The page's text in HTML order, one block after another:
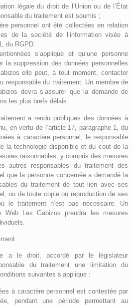
légale du droit de l’Union ou de l’État
du traitement est soumis ;
personnel ont été collectées en relation
de la société de l’information visée à
du RGPD.
s’applique et qu’une personne
la suppression des données personnelles
elle peut, à tout moment, contacter
responsable du traitement. Un membre de
devra s’assurer que la demande de
les plus brefs délais.
a rendu publiques des données à
en vertu de l’article 17, paragraphe 1, du
à caractère personnel, le responsable
la technologie disponible et du cout de la
raisonnables, y compris des mesures
autres responsables du traitement des
que la personne concernée a demandé la
du traitement de tout lien avec ses
ou de toute copie ou reproduction de ses
le traitement n’est pas nécessaire. Un
Web Les Gabizos prendra les mesures
a le droit, accordé par le législateur
du traitement une limitation du
suivantes s’applique :
à caractère personnel est contestée par
pendant une période permettant au